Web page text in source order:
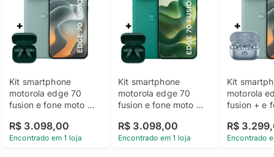
Kit smartphone
motorola edge 70
fusion e fone moto
24GB (8GB RAM +
16GB RAM Boost),
R$ 3.098,00
Encontrado em 1 loja
Kit smartphone
motorola edge 70
fusion e fone moto
24GB (8GB RAM +
16GB RAM Boost),
R$ 3.098,00
Encontrado em 1 loja
Kit
motorola
fusion + e
Ice Melt
(12GB
R$
Encontrado